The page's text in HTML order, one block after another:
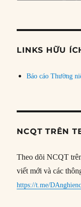
đề
LINKS HỮU
Báo cáo Thường
NCQT TRÊN
Theo dõi NCQT
viết mới và các
https://t.me/